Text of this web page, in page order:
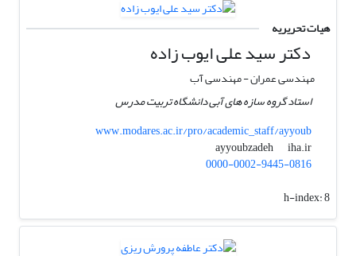
هیات تحریریه
دکتر سید علی ایوب زاده
مهندسی عمران - مهندسی آب
استاد گروه سازه های آبی دانشگاه تربیت مدرس
www.modares.ac.ir/pro/academic_staff/ayyoub
ayyoubzadeh
iha.ir
0000-0002-9445-0816
h-index:8